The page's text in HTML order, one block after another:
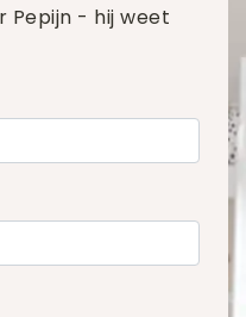
Pepijn - hij weet